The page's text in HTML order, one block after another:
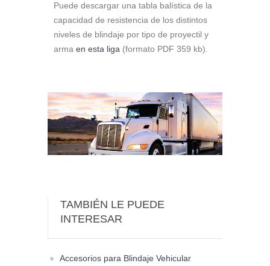
Puede descargar una tabla balística de la
capacidad de resistencia de los distintos
niveles de blindaje por tipo de proyectil y
arma en esta liga (formato PDF 359 kb).
TAMBIÉN LE PUEDE
INTERESAR
Accesorios para Blindaje Vehicular